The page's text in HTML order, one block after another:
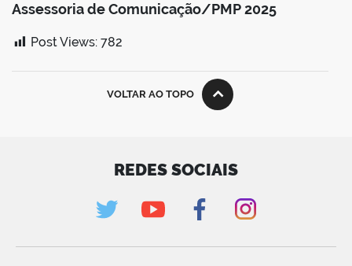
Assessoria de Comunicação/PMP 2025
Post Views: 782
VOLTAR AO TOPO
REDES SOCIAIS